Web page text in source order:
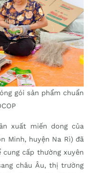
gói sản phẩm chuẩn
xuất miến dong của
Minh, huyện Na Rì) đã
cấp thường xuyên
châu Âu, thị trường